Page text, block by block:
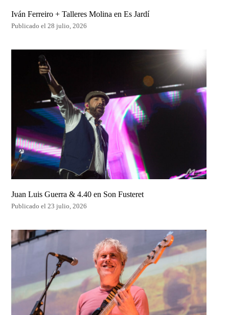
Iván Ferreiro + Talleres Molina en Es Jardí
Publicado el 28 julio, 2026
Juan Luis Guerra & 4.40 en Son Fusteret
Publicado el 23 julio, 2026